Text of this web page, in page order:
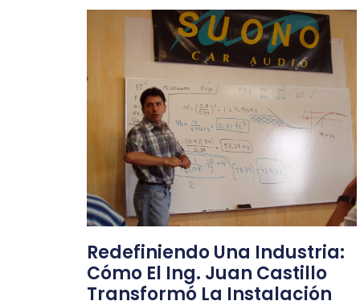
Redefiniendo Una Industria:
Cómo El Ing. Juan Castillo
Transformó La Instalación